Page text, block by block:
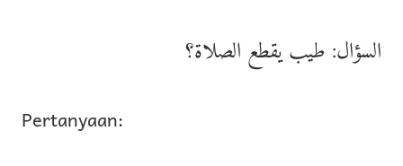
السؤال: طيب يقطع الصلاة؟
Pertanyaan: